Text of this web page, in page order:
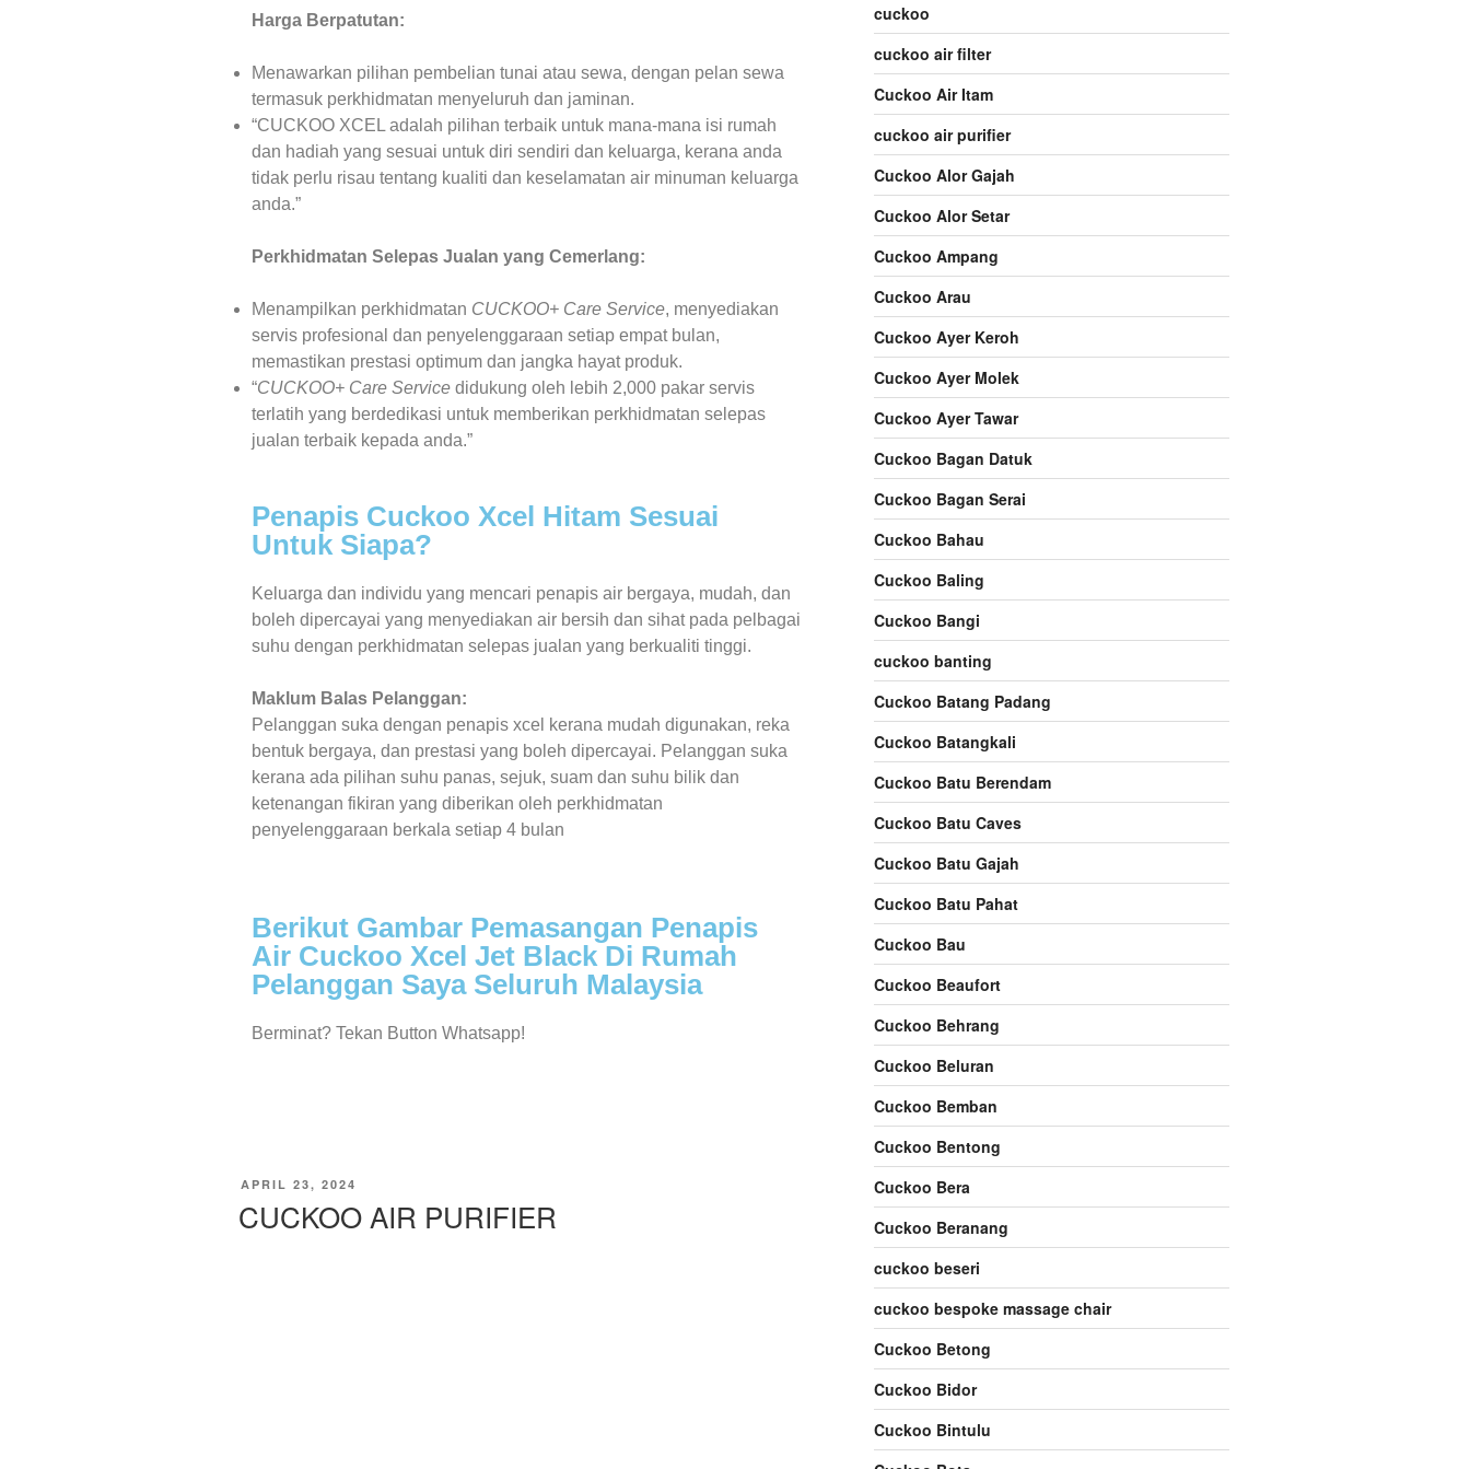
Harga Berpatutan:
Menawarkan pilihan pembelian tunai atau sewa, dengan pelan sewa
termasuk perkhidmatan menyeluruh dan jaminan.
“CUCKOO XCEL adalah pilihan terbaik untuk mana-mana isi rumah
dan hadiah yang sesuai untuk diri sendiri dan keluarga, kerana anda
tidak perlu risau tentang kualiti dan keselamatan air minuman keluarga
anda.”
Perkhidmatan Selepas Jualan yang Cemerlang:
Menampilkan perkhidmatan CUCKOO+ Care Service, menyediakan
servis profesional dan penyelenggaraan setiap empat bulan,
memastikan prestasi optimum dan jangka hayat produk.
“CUCKOO+ Care Service didukung oleh lebih 2,000 pakar servis
terlatih yang berdedikasi untuk memberikan perkhidmatan selepas
jualan terbaik kepada anda.”
Penapis Cuckoo Xcel Hitam Sesuai
Untuk Siapa?
Keluarga dan individu yang mencari penapis air bergaya, mudah, dan
boleh dipercayai yang menyediakan air bersih dan sihat pada pelbagai
suhu dengan perkhidmatan selepas jualan yang berkualiti tinggi.
Maklum Balas Pelanggan:
Pelanggan suka dengan penapis xcel kerana mudah digunakan, reka
bentuk bergaya, dan prestasi yang boleh dipercayai. Pelanggan suka
kerana ada pilihan suhu panas, sejuk, suam dan suhu bilik dan
ketenangan fikiran yang diberikan oleh perkhidmatan
penyelenggaraan berkala setiap 4 bulan
Berikut Gambar Pemasangan Penapis
Air Cuckoo Xcel Jet Black Di Rumah
Pelanggan Saya Seluruh Malaysia
Berminat? Tekan Button Whatsapp!
APRIL 23, 2024
CUCKOO AIR PURIFIER
cuckoo
cuckoo air filter
Cuckoo Air Itam
cuckoo air purifier
Cuckoo Alor Gajah
Cuckoo Alor Setar
Cuckoo Ampang
Cuckoo Arau
Cuckoo Ayer Keroh
Cuckoo Ayer Molek
Cuckoo Ayer Tawar
Cuckoo Bagan Datuk
Cuckoo Bagan Serai
Cuckoo Bahau
Cuckoo Baling
Cuckoo Bangi
cuckoo banting
Cuckoo Batang Padang
Cuckoo Batangkali
Cuckoo Batu Berendam
Cuckoo Batu Caves
Cuckoo Batu Gajah
Cuckoo Batu Pahat
Cuckoo Bau
Cuckoo Beaufort
Cuckoo Behrang
Cuckoo Beluran
Cuckoo Bemban
Cuckoo Bentong
Cuckoo Bera
Cuckoo Beranang
cuckoo beseri
cuckoo bespoke massage chair
Cuckoo Betong
Cuckoo Bidor
Cuckoo Bintulu